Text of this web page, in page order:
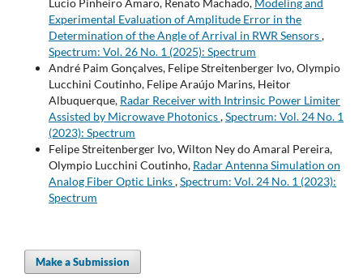
Lucio Pinheiro Amaro, Renato Machado, Modeling and
Experimental Evaluation of Amplitude Error in the
Determination of the Angle of Arrival in RWR Sensors,
Spectrum: Vol. 26 No. 1 (2025): Spectrum
André Paim Gonçalves, Felipe Streitenberger Ivo, Olympio
Lucchini Coutinho, Felipe Araújo Marins, Heitor
Albuquerque, Radar Receiver with Intrinsic Power Limiter
Assisted by Microwave Photonics,Spectrum: Vol. 24 No. 1
(2023): Spectrum
Felipe Streitenberger Ivo, Wilton Ney do Amaral Pereira,
Olympio Lucchini Coutinho, Radar Antenna Simulation on
Analog Fiber Optic Links,Spectrum: Vol. 24 No. 1 (2023):
Spectrum
Make a Submission